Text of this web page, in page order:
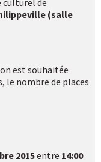
(salle
est souhaitée
le nombre de places
2015entre 14:00